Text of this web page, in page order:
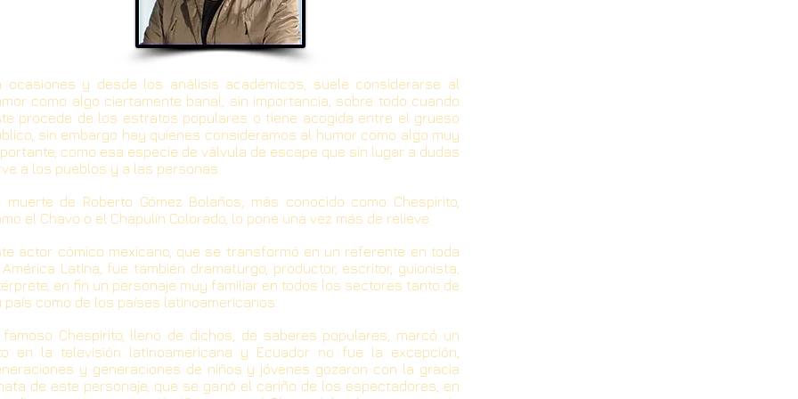
ocasiones y desde los análisis académicos, suele considerarse al
como algo ciertamente banal, sin importancia, sobre todo cuando
procede de los estratos populares o tiene acogida entre el grueso
sin embargo hay quienes consideramos al humor como algo muy
como esa especie de válvula de escape que sin lugar a dudas
a los pueblos y a las personas.
muerte de Roberto Gómez Bolaños, más conocido como Chespirito,
el Chavo o el Chapulín Colorado, lo pone una vez más de relieve.
actor cómico mexicano, que se transformó en un referente en toda
Latina, fue también dramaturgo, productor, escritor, guionista,
en fin un personaje muy familiar en todos los sectores tanto de
país como de los países latinoamericanos.
famoso Chespirito, lleno de dichos, de saberes populares, marcó un
en la televisión latinoamericana y Ecuador no fue la excepción,
y generaciones de niños y jóvenes gozaron con la gracia
de este personaje, que se ganó el cariño de los espectadores, en